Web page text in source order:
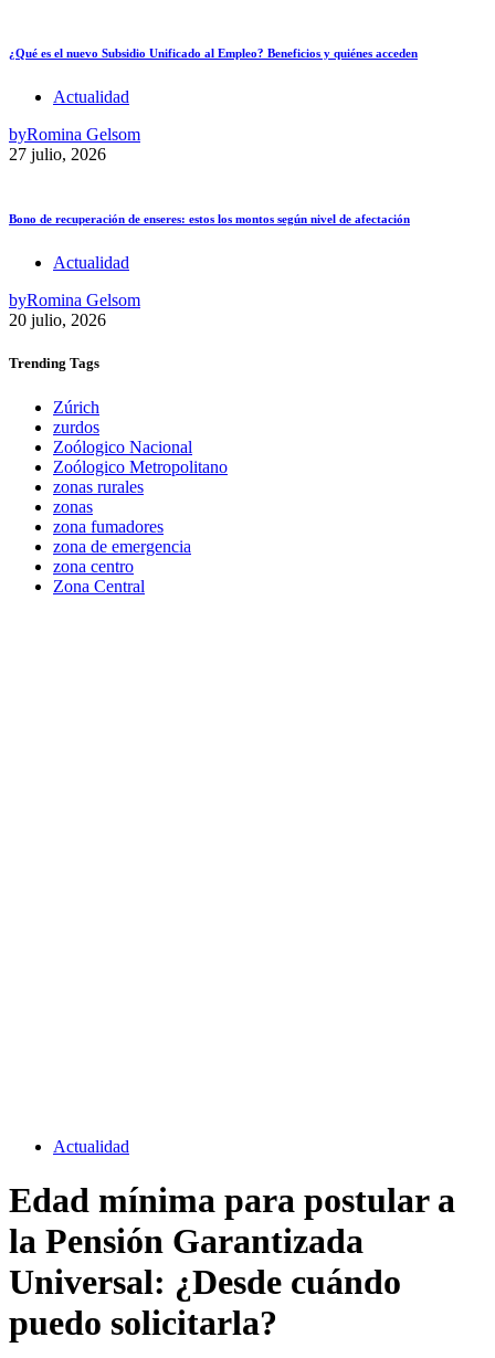
¿Qué es el nuevo Subsidio Unificado al Empleo? Beneficios y quiénes acceden
Actualidad
byRomina Gelsom
27 julio, 2026
Bono de recuperación de enseres: estos los montos según nivel de afectación
Actualidad
byRomina Gelsom
20 julio, 2026
Trending Tags
Zúrich
zurdos
Zoólogico Nacional
Zoólogico Metropolitano
zonas rurales
zonas
zona fumadores
zona de emergencia
zona centro
Zona Central
Actualidad
Edad mínima para postular a
la Pensión Garantizada
Universal: ¿Desde cuándo
puedo solicitarla?